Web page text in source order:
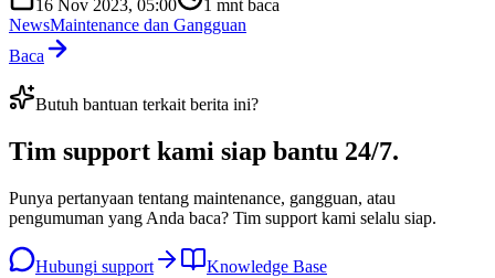
16 Nov 2023, 05:00 1 mnt baca
NewsMaintenance dan Gangguan
Baca
Butuh bantuan terkait berita ini?
Tim support kami siap bantu 24/7.
Punya pertanyaan tentang maintenance, gangguan, atau
pengumuman yang Anda baca? Tim support kami selalu siap.
Hubungi support Knowledge Base